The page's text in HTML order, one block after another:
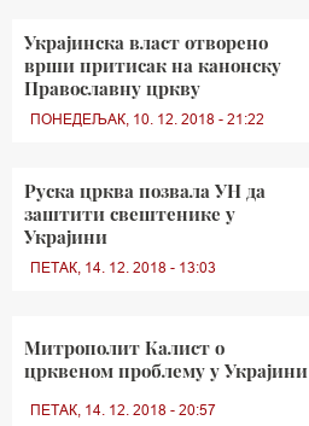
Украјинска власт отворено
врши притисак на канонску
Православну цркву
ПОНЕДЕЉАК, 10. 12. 2018 - 21:22
Руска црква позвала УН да
заштити свештенике у
Украјини
ПЕТАК, 14. 12. 2018 - 13:03
Митрополит Калист о
црквеном проблему у Украјини
ПЕТАК, 14. 12. 2018 - 20:57